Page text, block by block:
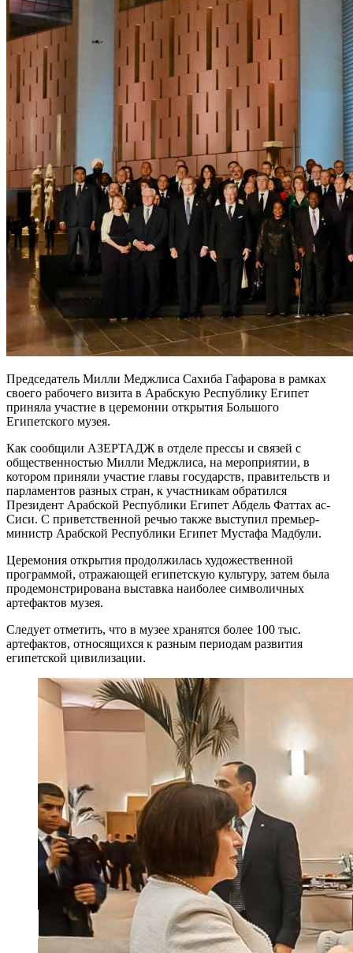
Председатель Милли Меджлиса Сахиба Гафарова в рамках
своего рабочего визита в Арабскую Республику Египет
приняла участие в церемонии открытия Большого
Египетского музея.
Как сообщили АЗЕРТАДЖ в отделе прессы и связей с
общественностью Милли Меджлиса, на мероприятии, в
котором приняли участие главы государств, правительств и
парламентов разных стран, к участникам обратился
Президент Арабской Республики Египет Абдель Фаттах ас-
Сиси. С приветственной речью также выступил премьер-
министр Арабской Республики Египет Мустафа Мадбули.
Церемония открытия продолжилась художественной
программой, отражающей египетскую культуру, затем была
продемонстрирована выставка наиболее символичных
артефактов музея.
Следует отметить, что в музее хранятся более 100 тыс.
артефактов, относящихся к разным периодам развития
египетской цивилизации.